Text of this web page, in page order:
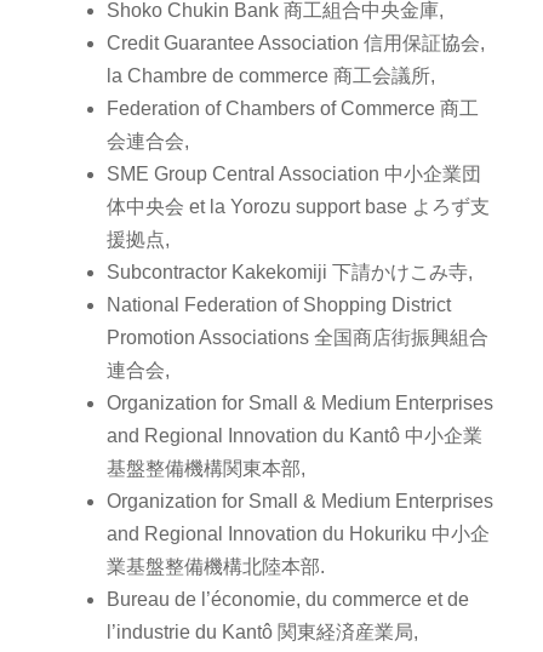
Shoko Chukin Bank 商工組合中央金庫,
Credit Guarantee Association 信用保証協会,
la Chambre de commerce 商工会議所,
Federation of Chambers of Commerce 商工
会連合会,
SME Group Central Association 中小企業団
体中央会 et la Yorozu support base よろず支
援拠点,
Subcontractor Kakekomiji 下請かけこみ寺,
National Federation of Shopping District
Promotion Associations 全国商店街振興組合
連合会,
Organization for Small & Medium Enterprises
and Regional Innovation du Kantô 中小企業
基盤整備機構関東本部,
Organization for Small & Medium Enterprises
and Regional Innovation du Hokuriku 中小企
業基盤整備機構北陸本部.
Bureau de l’économie, du commerce et de
l’industrie du Kantô 関東経済産業局,